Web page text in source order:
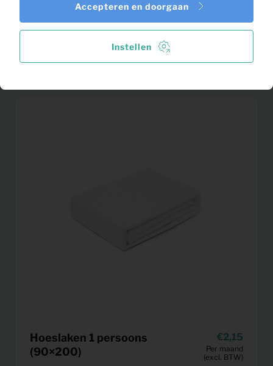
Poef Rodeo (cognac)
Hoeslaken 1 persoons
(90×200)
2,15
Per maand
(excl. BTW)
Instellen
Accepteren en doorgaan